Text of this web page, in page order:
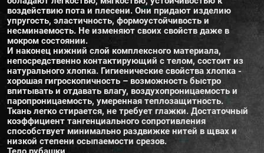
воздействию пота и плесени. Они придают изделию
упругость, эластичность, формоустойчивость и
несминаемость. Не изменяют своих свойств даже в
мокром состоянии.
И наконец нижний слой комплексного материала,
непосредственно контактирующий с телом, состоит из
натурального хлопка. Гигиенические свойства хлопка -
хорошая гигроскопичность – возможность быстро
впитывать и отдавать влагу, воздухопроницаемость и
паропроницаемость, умеренная теплозащитность.
Ткань легко стирается, не требует глажки. Достаточный
коэффициент тангенциального сопротивления
способствует минимально раздвижке нитей в щвах и
низкой степени осыпаемости срезов.